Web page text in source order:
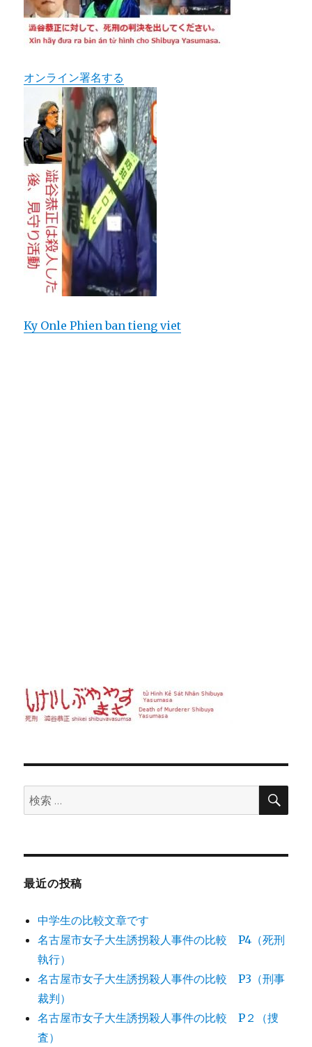
オンライン署名する
Ky Onle Phien ban tieng viet
検
索:
検
最近の投稿
中学生の比較文章です
名古屋市女子大生誘拐殺人事件の比較 P4（死刑
執行）
名古屋市女子大生誘拐殺人事件の比較 P3（刑事
裁判）
名古屋市女子大生誘拐殺人事件の比較 P２（捜
査）